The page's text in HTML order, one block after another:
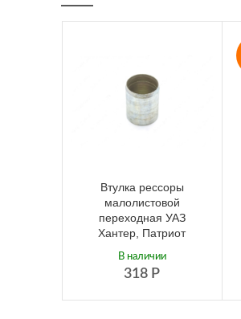
Втулка рессоры
малолистовой
переходная УАЗ
Хантер, Патриот
318 Р
В наличии